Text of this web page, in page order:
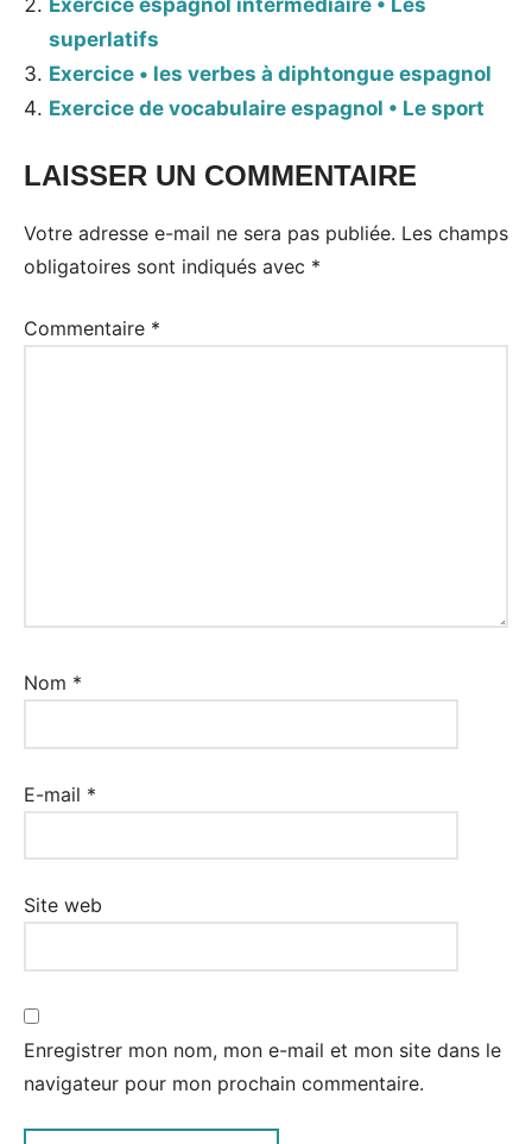
superlatifs
Exercice • les verbes à diphtongue espagnol
Exercice de vocabulaire espagnol • Le sport
LAISSER UN COMMENTAIRE
Votre adresse e-mail ne sera pas publiée. Les champs
obligatoires sont indiqués avec *
Commentaire *
Nom *
E-mail *
Site web
Enregistrer mon nom, mon e-mail et mon site dans le
navigateur pour mon prochain commentaire.